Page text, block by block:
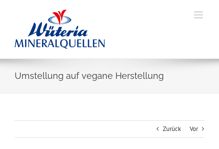
Umstellung auf vegane Herstellung
Zurück Vor